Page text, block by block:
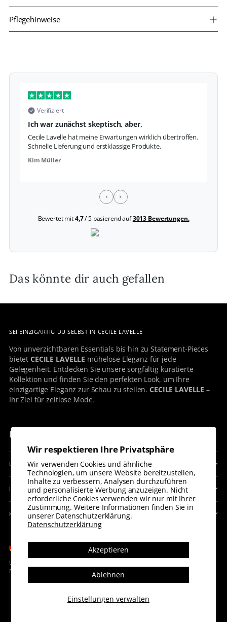
Wir respektieren Ihre Privatsphäre
Wir verwenden Cookies und ähnliche
Technologien, um unsere Website bereitzustellen,
Inhalte zu verbessern, Analysen durchzuführen
und personalisierte Werbung anzuzeigen. Nicht
erforderliche Cookies verwenden wir nur mit Ihrer
Zustimmung. Weitere Informationen finden Sie in
unserer Datenschutzerklärung.
Datenschutzerklärung
Einstellungen verwalten
Akzeptieren
Ablehnen
Pflegehinweise
Verifiziert
Ich war zunächst skeptisch, aber,
Cecile Lavelle hat meine Erwartungen wirklich übertroffen.
Schnelle Lieferung und erstklassige Produkte.
Kim Müller
Bewertet mit4,7/ 5 basierend auf3013 Bewertungen.
Das könnte dir auch gefallen
SEI EINZIGARTIG DU SELBST IN CECILE LAVELLE
Von unverzichtbaren Essentials bis hin zu Statement-Pieces
bietetCECILE LAVELLE mühelose Eleganz für jede
Gelegenheit. Entdecken Sie unsere sorgfältig kuratierte
Kollektion und finden Sie den perfekten Look, um Ihre
einzigartige Eleganz zur Schau zu stellen.CECILE LAVELLE–
Ihr Ziel für zeitlose Mode.
UNSERE RICHTLINIEN
INFORMATION
KONTAKTIERE UNS
Währung
Urheberrecht © 2026,
Nutzungsbedingungen und Datenschutzhinweise.